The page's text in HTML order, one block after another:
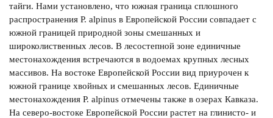
тайги. Нами установлено, что южная граница сплошного
распространения P. alpinus в Европейской России совпадает с
южной границей природной зоны смешанных и
широколиственных лесов. В лесостепной зоне единичные
местонахождения встречаются в водоемах крупных лесных
массивов. На востоке Европейской России вид приурочен к
южной границе хвойных и смешанных лесов. Единичные
местонахождения P. alpinus отмечены также в озерах Кавказа.
На северо-востоке Европейской России растет на глинисто- и